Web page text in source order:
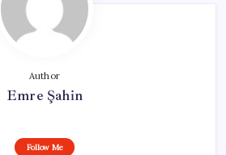
Author
Emre Şahin
Follow Me